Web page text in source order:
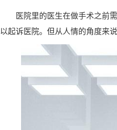
医院里的医生在做手术之前
以起诉医院。但从人情的角度来